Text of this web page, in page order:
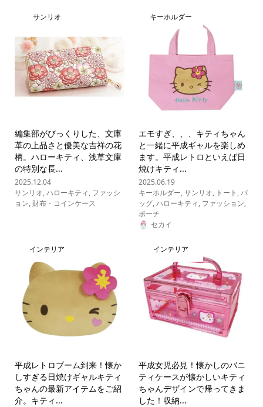
サンリオ
編集部がびっくりした、文庫
革の上品さと優美な吉祥の花
柄。ハローキティ、浅草文庫
の特別な長...
2025.12.04
サンリオ,ハローキティ, ファッシ
ョン, 財布・コインケース
キーホルダー
エモすぎ、、、キティちゃん
と一緒に平成ギャルを楽しめ
ます。平成レトロといえば日
焼けキティ...
2025.06.19
キーホルダー,サンリオ, トート ,バ
ッグ,ハローキティ, ファッション,
ポーチ
セカイ
インテリア
平成レトロブーム到来！懐か
しすぎる日焼けギャルキティ
ちゃんの最新アイテムをご紹
介。キティ...
インテリア
平成女児必見！懐かしのバニ
ティケースが懐かしいキティ
ちゃんデザインで帰ってきま
した！収納...